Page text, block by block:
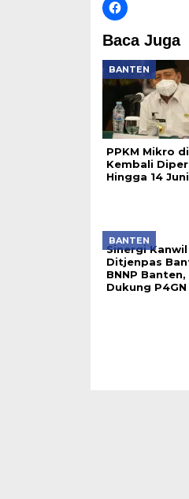
Baca Juga
BANTEN
PPKM Mikro
Kembali
Hingga 14 Juni
BANTEN
Sinergi Kanwil
Ditjenpas
BNNP Banten,
Dukung P4GN